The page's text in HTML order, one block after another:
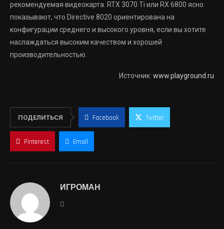
рекомендуемая видеокарта. RTX 3070 Ti или RX 6800 ясно
показывают, что Directive 8020 ориентирована на
конфигурации среднего и высокого уровня, если вы хотите
наслаждаться высоким качеством и хорошей
производительностью.
Источник: www.playground.ru
ПОДЕЛИТЬСЯ Facebook Twitter
Pinterest Email
ИГРОМАН